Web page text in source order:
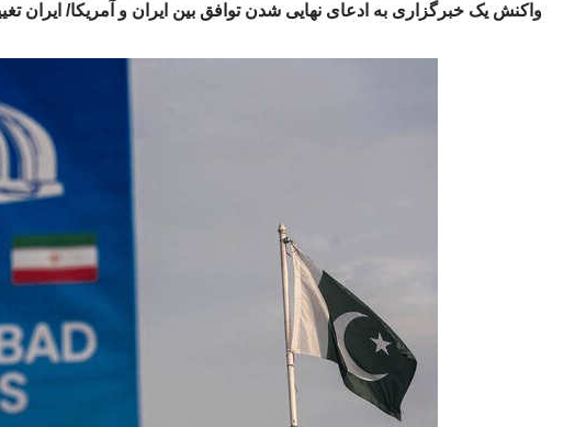
واکنش یک خبرگزاری به ادعای نهایی شدن توافق بین ایران و آمریکا/ ایران